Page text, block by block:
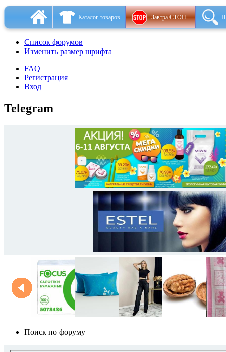
Каталог товаров Завтра СТОП
Список форумов
Изменить размер шрифта
FAQ
Регистрация
Вход
Telegram
Поиск по форуму